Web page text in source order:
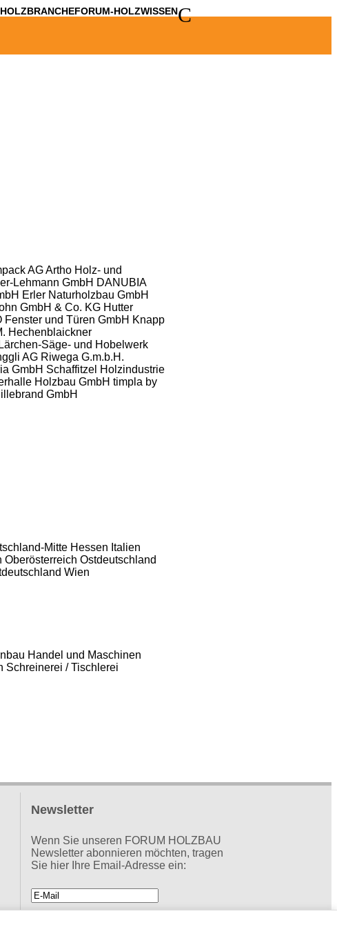
FORUM-HOLZWISSENC
AGArtho Holz- und
Lehmann GmbH DANUBIA
Erler Naturholzbau GmbH
GmbH & Co. KG Hutter
Fenster und Türen GmbH Knapp
Hechenblaickner
Säge- und Hobelwerk
AG Riwega G.m.b.H.
GmbH Schaffitzel Holzindustrie
Holzbau GmbH timpla by
GmbH
Mitte Hessen Italien
Oberösterreich Ostdeutschland
Wien
Handel und Maschinen
Schreinerei / Tischlerei
Newsletter
Wenn Sie unseren FORUM HOLZBAU
Newsletter abonnieren möchten, tragen
Sie hier Ihre Email-Adresse ein: